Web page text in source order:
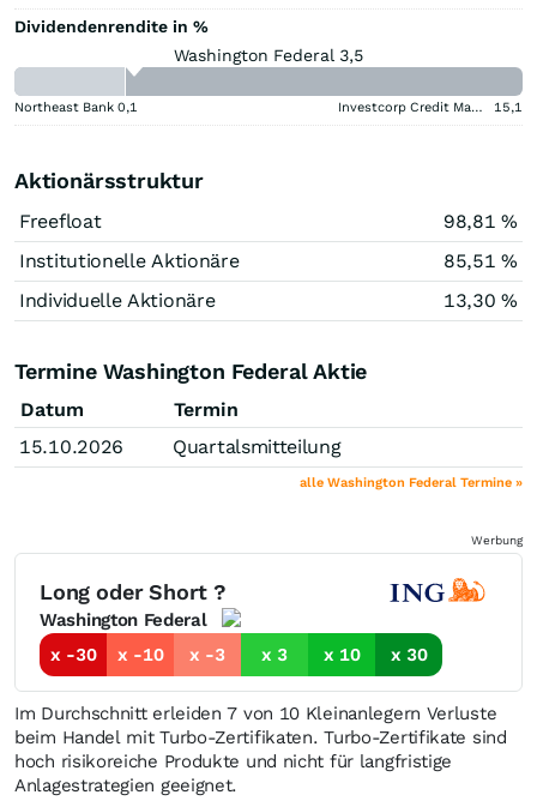
Dividendenrendite in %
Washington Federal 3,5
Northeast Bank 0,1 Investcorp Credit Management BDC 15,1
Aktionärsstruktur
Freefloat
98,81 %
Institutionelle Aktionäre
85,51 %
Individuelle Aktionäre
13,30 %
Termine Washington Federal Aktie
Datum
Termin
15.10.2026
Quartalsmitteilung
alle Washington Federal Termine »
Werbung
Long oder Short ?
Washington Federal
x -30
x -10 x -3 x 3 x 10 x 30
Im Durchschnitt erleiden 7 von 10 Kleinanlegern Verluste
beim Handel mit Turbo-Zertifikaten. Turbo-Zertifikate sind
hoch risikoreiche Produkte und nicht für langfristige
Anlagestrategien geeignet.